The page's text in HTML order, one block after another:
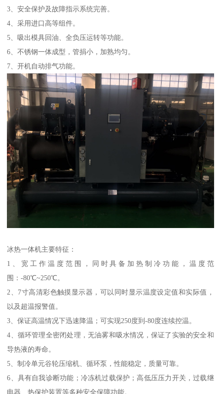
3、安全保护及故障指示系统完善。
4、采用进口高等组件。
5、吸出模具回油、全负压运转等功能。
6、不锈钢一体成型，管捐小，加熟均匀。
7、开机自动排气功能。
冰热一体机主要特征：
1、宽工作温度范围，同时具备加热制冷功能，温度范
围：-80℃~250℃。
2、7寸高清彩色触摸显示器，可以同时显示温度设定值和实际值，
以及超温报警值。
3、保证高温情况下迅速降温；可实现250度到-80度连续控温。
4、循环管理全密闭处理，无油雾和吸水情况，保证了实验的安全和
导热液的寿命。
5、制冷单元谷轮压缩机、循环泵，性能稳定，质量可靠。
6、具有自我诊断功能；冷冻机过载保护；高低压压力开关，过载继
电器、热保护装置等多种安全保障功能。